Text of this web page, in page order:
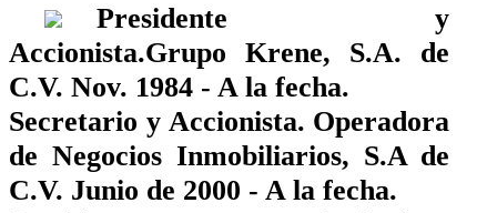
Presidente y
Accionista.Grupo Krene, S.A. de
C.V. Nov. 1984 - A la fecha.
Secretario y Accionista. Operadora
de Negocios Inmobiliarios, S.A de
C.V. Junio de 2000 - A la fecha.